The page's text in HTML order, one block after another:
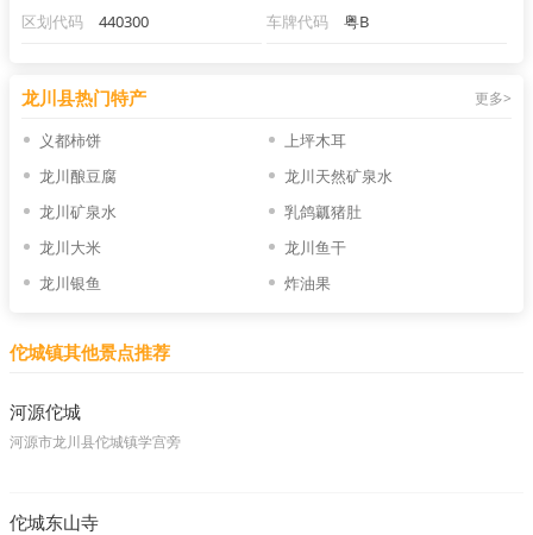
区划代码 440300 车牌代码 粤B
龙川县热门特产 更多>
义都柿饼
上坪木耳
龙川酿豆腐
龙川天然矿泉水
龙川矿泉水
乳鸽瓤猪肚
龙川大米
龙川鱼干
龙川银鱼
炸油果
佗城镇其他景点推荐
河源佗城
河源市龙川县佗城镇学宫旁
佗城东山寺